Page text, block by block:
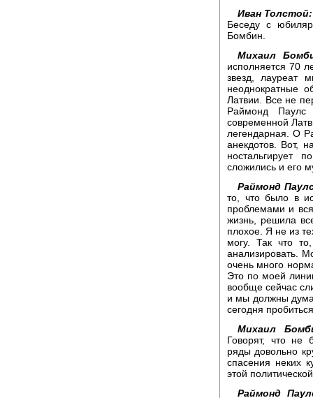
Иван Толстой:
Беседу с
Бомбин.
Михаил
исполняется 70
звезд, лауреат
неоднократные
Латвии. Все не
Раймонд Паулс
современной
легендарная. О
анекдотов. Вот,
ностальгирует
сложились и его
Раймонд
то, что было в
проблемами и
жизнь, решила
плохое. Я не из
могу. Так что
анализировать.
очень много
Это по моей
вообще сейчас
и мы должны
сегодня
Михаил
Говорят, что не
ряды довольно
спасения неких
этой
Раймонд